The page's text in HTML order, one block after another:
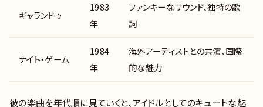
ギャランドゥ
1983
年
ファンキーなサウンド、独特の歌
詞
ナイト・ゲーム
1984
年
海外アーティストとの共演、国際
的な魅力
彼の楽曲を年代順に見ていくと、アイドルとしてのキュートな魅